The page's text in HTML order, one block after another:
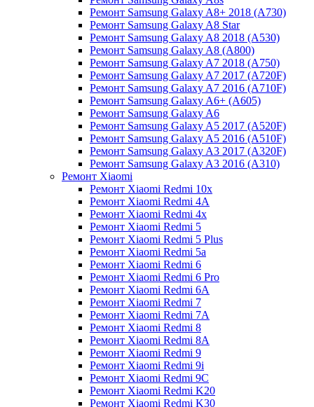
Ремонт Samsung Galaxy A8+ 2018 (A730)
Ремонт Samsung Galaxy A8 Star
Ремонт Samsung Galaxy A8 2018 (A530)
Ремонт Samsung Galaxy A8 (A800)
Ремонт Samsung Galaxy A7 2018 (A750)
Ремонт Samsung Galaxy A7 2017 (A720F)
Ремонт Samsung Galaxy A7 2016 (A710F)
Ремонт Samsung Galaxy A6+ (A605)
Ремонт Samsung Galaxy A6
Ремонт Samsung Galaxy A5 2017 (A520F)
Ремонт Samsung Galaxy A5 2016 (A510F)
Ремонт Samsung Galaxy A3 2017 (A320F)
Ремонт Samsung Galaxy A3 2016 (A310)
Ремонт Xiaomi
Ремонт Xiaomi Redmi 10x
Ремонт Xiaomi Redmi 4A
Ремонт Xiaomi Redmi 4x
Ремонт Xiaomi Redmi 5
Ремонт Xiaomi Redmi 5 Plus
Ремонт Xiaomi Redmi 5a
Ремонт Xiaomi Redmi 6
Ремонт Xiaomi Redmi 6 Pro
Ремонт Xiaomi Redmi 6A
Ремонт Xiaomi Redmi 7
Ремонт Xiaomi Redmi 7A
Ремонт Xiaomi Redmi 8
Ремонт Xiaomi Redmi 8A
Ремонт Xiaomi Redmi 9
Ремонт Xiaomi Redmi 9i
Ремонт Xiaomi Redmi 9C
Ремонт Xiaomi Redmi K20
Ремонт Xiaomi Redmi K30